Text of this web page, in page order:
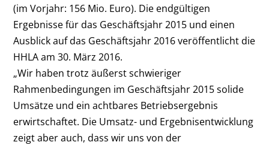
(im Vorjahr: 156 Mio. Euro). Die endgültigen
Ergebnisse für das Geschäftsjahr 2015 und einen
Ausblick auf das Geschäftsjahr 2016 veröffentlicht die
HHLA am 30. März 2016.
„Wir haben trotz äußerst schwieriger
Rahmenbedingungen im Geschäftsjahr 2015 solide
Umsätze und ein achtbares Betriebsergebnis
erwirtschaftet. Die Umsatz- und Ergebnisentwicklung
zeigt aber auch, dass wir uns von der